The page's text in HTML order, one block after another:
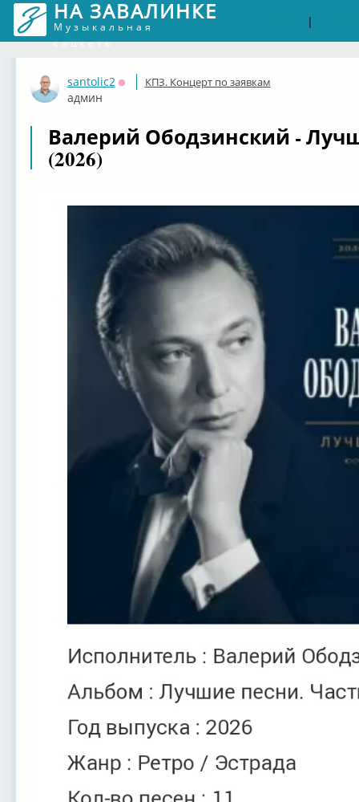
НА ЗАВАЛИНКЕ
Музыкальная
соцсеть
|
santolic2
Оффлайн
админ
КПЗ. Концерт по заявкам
Валерий Ободзинский -
(2026)